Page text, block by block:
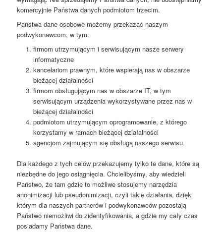
komercyjnie Państwa danych podmiotom trzecim.
Państwa dane osobowe możemy przekazać naszym
podwykonawcom, w tym:
firmom utrzymującym i serwisującym nasze serwery
informatyczne
kancelariom prawnym, które wspierają nas w obszarze
bieżącej działalności
firmom obsługującym nas w obszarze IT, w tym
serwisującym urządzenia wykorzystywane przez nas w
bieżącej działalności
podmiotom utrzymującym oprogramowanie, z którego
korzystamy w ramach bieżącej działalności
agencjom zajmującym się obsługą naszego serwisu.
Dla każdego z tych celów przekazujemy tylko te dane, które są
niezbędne do jego osiągnięcia. Chcielibyśmy, aby wiedzieli
Państwo, że tam gdzie to możliwe stosujemy narzędzia
anonimizacji lub pseudonimizacji, czyli takie działania, dzięki
którym dla naszych partnerów i podwykonawców pozostają
Państwo niemożliwi do zidentyfikowania, a gdzie my cały czas
posiadamy Państwa dane.